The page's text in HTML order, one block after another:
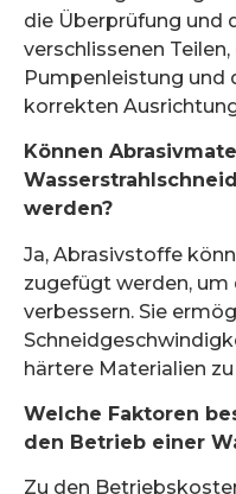
die Überprüfung und
verschlissenen
Pumpenleistung und
korrekten
Können
werden?
Ja, Abrasivstoffe
zugefügt werden, um
verbessern. Sie
härtere Materialien
Welche Faktoren
den Betrieb einer
Zu den